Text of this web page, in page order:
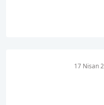
17 Nisan